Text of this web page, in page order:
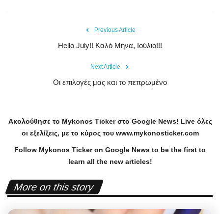
Previous Article
Hello July!! Καλό Μήνα, Ιούλιο!!!
Next Article
Οι επιλογές μας και το πεπρωμένο
Ακολούθησε το Mykonos Tickerστο Google News! Liveόλες
οι εξελίξεις, με το κύρος του www.mykonosticker.com
Follow Mykonos Ticker on Google News to be the first to
learn all the new articles!
More on this story